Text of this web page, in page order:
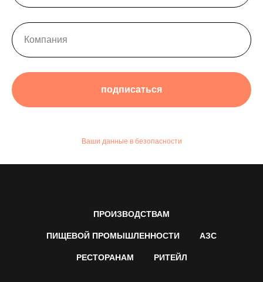
подписаться
Ваши данные в безопасности
ПРОИЗВОДСТВАМ
ПИЩЕВОЙ ПРОМЫШЛЕННОСТИ АЗС
РЕСТОРАНАМ РИТЕЙЛ